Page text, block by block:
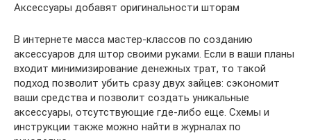
Аксессуары добавят оригинальности шторам
В интернете масса мастер-классов по созданию
аксессуаров для штор своими руками. Если в ваши планы
входит минимизирование денежных трат, то такой
подход позволит убить сразу двух зайцев: сэкономит
ваши средства и позволит создать уникальные
аксессуары, отсутствующие где-либо еще. Схемы и
инструкции также можно найти в журналах по